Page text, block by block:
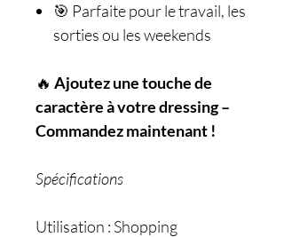
🎯 Parfaite pour le travail, les
sorties ou les weekends
🔥 Ajoutez une touche de
caractère à votre dressing –
Commandez maintenant !
Spécifications
Utilisation : Shopping